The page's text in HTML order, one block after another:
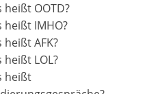
heißt OOTD?
heißt IMHO?
heißt AFK?
heißt LOL?
heißt